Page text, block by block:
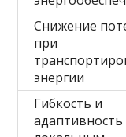
Снижение
при
энергии
Гибкость и
адаптивность